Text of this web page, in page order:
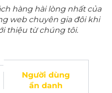
hàng hài lòng nhất của
web chuyên gia đôi khi
thiệu từ chúng tôi.
Người dùng
ẩn danh